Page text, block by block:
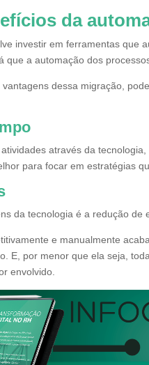
da
investir em ferramentas que
que a automação dos
dessa migração,
através da
para focar em estratégias
da tecnologia é a redução de
e manualmente
E, por menor que ela seja,
envolvido.